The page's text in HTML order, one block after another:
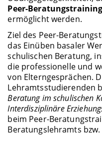
Peer-
ermöglicht werden.
Ziel des Peer-
das Einüben basaler
schulischen Beratung,
die professionelle und
von Elterngesprächen.
Lehramtsstudierenden
Beratung im schulischen
Interdisziplinäre
beim Peer-
Beratungslehramts